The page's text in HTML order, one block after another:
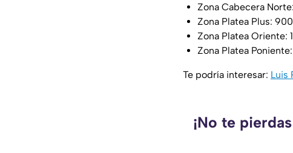
Zona Cabecera
Zona Platea Plus:
Zona Platea Oriente:
Zona Platea
Te podría interesar: Luis
¡No te